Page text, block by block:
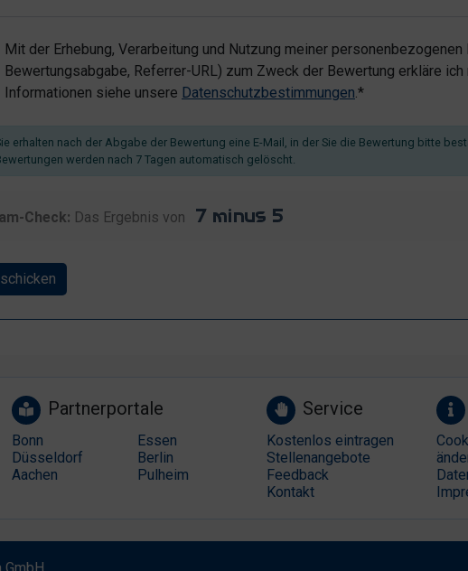
Mit der Erhebung, Verarbeitung und Nutzung meiner
Bewertungsabgabe, Referrer-URL) zum Zweck der Bewertung erkläre
Informationen siehe unsere Datenschutzbestimmungen.*
erhalten nach der Abgabe der Bewertung eine E-Mail, in der Sie die Bewertung bitte
werden nach 7 Tagen automatisch gelöscht.
Check: Das Ergebnis von
Partnerportale
Bonn
Düsseldorf
Aachen
Essen
Berlin
Pulheim
Service
Kostenlos eintragen
Stellenangebote
Feedback
Kontakt